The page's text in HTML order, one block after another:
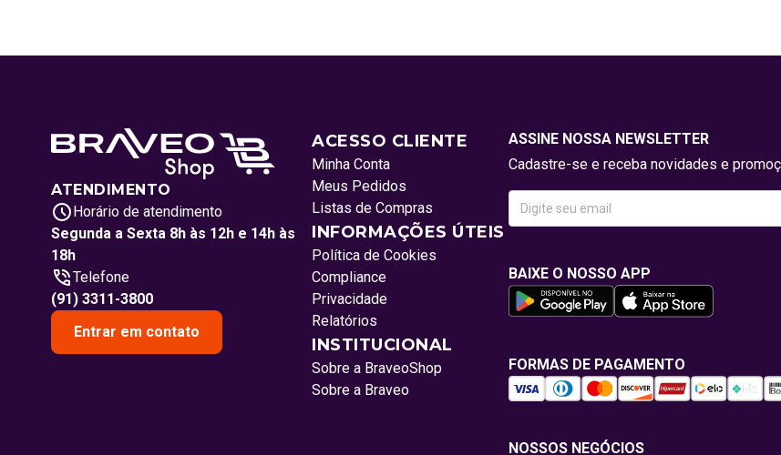
ATENDIMENTO
Horário de atendimento
Segunda a Sexta 8h às 12h e 14h às
18h
Telefone
(91) 3311-3800
Entrar em contato
ACESSO CLIENTE
Minha Conta
Meus Pedidos
Listas de Compras
INFORMAÇÕES ÚTEIS
Política de Cookies
Compliance
Privacidade
Relatórios
INSTITUCIONAL
Sobre a BraveoShop
Sobre a Braveo
ASSINE NOSSA NEWSLETTER
Cadastre-se e receba novidades e
BAIXE O NOSSO APP
FORMAS DE PAGAMENTO
NOSSOS NEGÓCIOS